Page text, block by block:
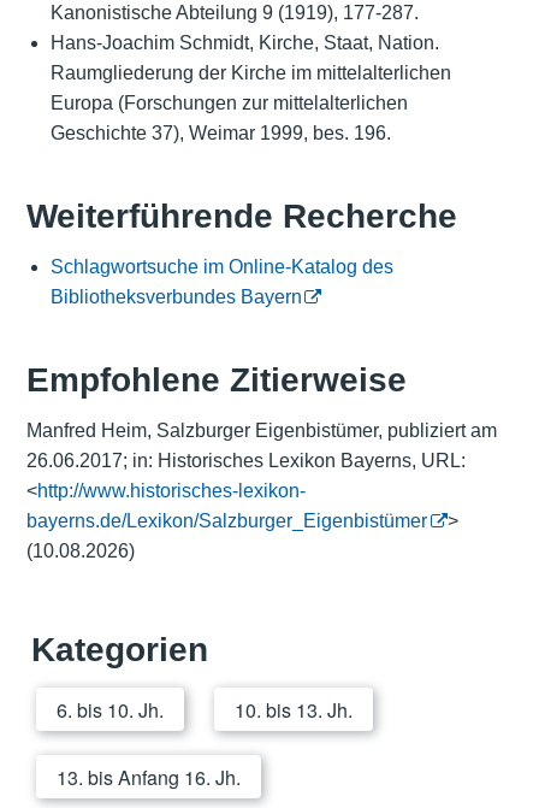
Kanonistische Abteilung 9 (1919), 177-287.
Hans-Joachim Schmidt, Kirche, Staat, Nation.
Raumgliederung der Kirche im mittelalterlichen
Europa (Forschungen zur mittelalterlichen
Geschichte 37), Weimar 1999, bes. 196.
Weiterführende Recherche
Schlagwortsuche im Online-Katalog des
Bibliotheksverbundes Bayern
Empfohlene Zitierweise
Manfred Heim, Salzburger Eigenbistümer, publiziert am
26.06.2017; in: Historisches Lexikon Bayerns, URL:
<http://www.historisches-lexikon-
bayerns.de/Lexikon/Salzburger_Eigenbistümer
>
(10.08.2026)
Kategorien
6. bis 10. Jh. 10. bis 13. Jh.
13. bis Anfang 16. Jh.